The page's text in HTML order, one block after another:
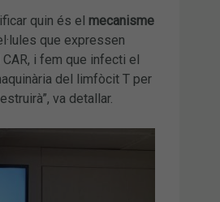
quin és el mecanisme
que expressen
i fem que infecti el
del limfòcit T per
va detallar.